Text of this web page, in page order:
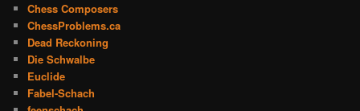
Chess Composers
ChessProblems.ca
Dead Reckoning
Die Schwalbe
Euclide
Fabel-Schach